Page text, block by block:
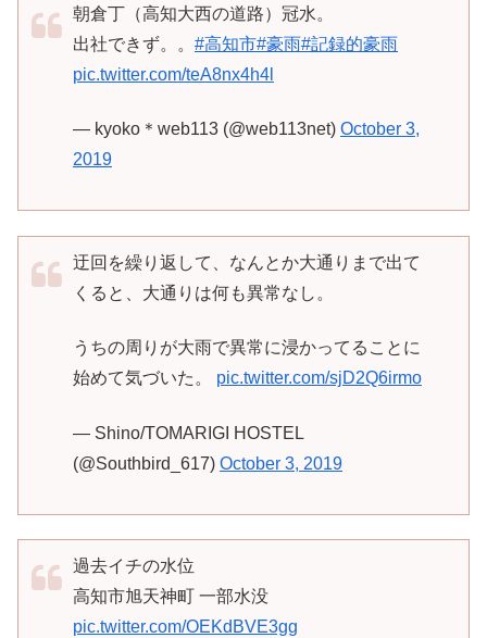
朝倉丁（高知大西の道路）冠水。
出社できず。。 #高知市#豪雨#記録的豪雨
pic.twitter.com/teA8nx4h4l
— kyoko＊web113 (@web113net) October 3,
2019
迂回を繰り返して、なんとか大通りまで出て
くると、大通りは何も異常なし。
うちの周りが大雨で異常に浸かってることに
始めて気づいた。 pic.twitter.com/sjD2Q6irmo
— Shino/TOMARIGI HOSTEL
(@Southbird_617) October 3, 2019
過去イチの水位
高知市旭天神町 一部水没
pic.twitter.com/OEKdBVE3gg